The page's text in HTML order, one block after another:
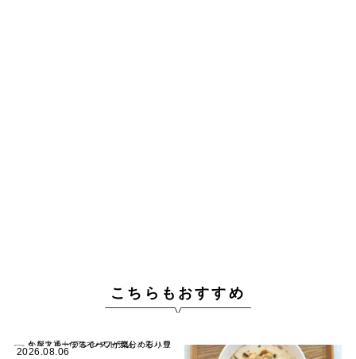
こちらもおすすめ
2026.08.06